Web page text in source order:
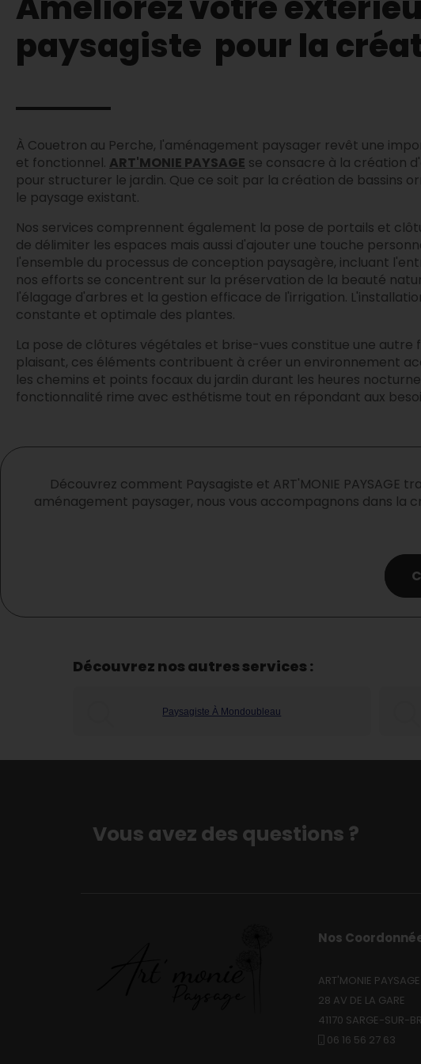
paysagiste pour la
À Couetron au Perche, l'aménagement paysager revêt une
et fonctionnel. ART'MONIE PAYSAGE se consacre à la création
pour structurer le jardin. Que ce soit par la création de bassins
le paysage existant.
Nos services comprennent également la pose de portails et
de délimiter les espaces mais aussi d'ajouter une touche
l'ensemble du processus de conception paysagère, incluant
nos efforts se concentrent sur la préservation de la beauté
l'élagage d'arbres et la gestion efficace de l'irrigation.
constante et optimale des plantes.
La pose de clôtures végétales et brise-vues constitue une autre
plaisant, ces éléments contribuent à créer un environnement
les chemins et points focaux du jardin durant les heures
fonctionnalité rime avec esthétisme tout en répondant aux
Découvrez comment Paysagiste et ART'MONIE
aménagement paysager, nous vous accompagnons dans la
Découvrez nos autres services :
Paysagiste À Mondoubleau
Vous avez des questions ?
Nos
ART'MONIE PAYSAGE
28 AV DE LA GARE
41170 SARGE-SUR-
06 16 56 27 63